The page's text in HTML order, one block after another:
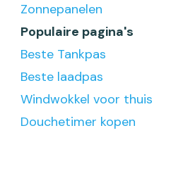
Zonnepanelen
Populaire pagina's
Beste Tankpas
Beste laadpas
Windwokkel voor thuis
Douchetimer kopen